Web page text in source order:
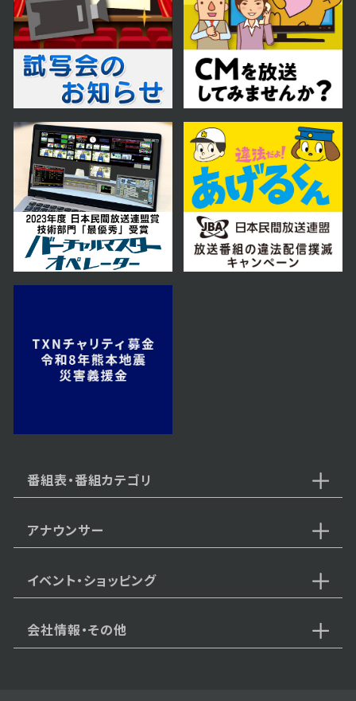
2024年11月14日 放送
第57話
2024年11月13日 放送
第56話
第55話
2024年11月07日 放送
番組表・番組カテゴリ
アナウンサー
イベント・ショッピング
会社情報・その他